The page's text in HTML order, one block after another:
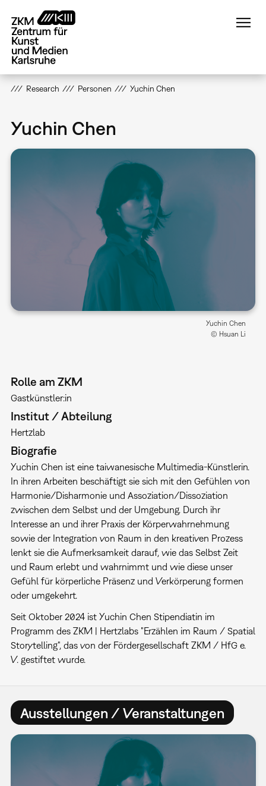
zum
Inhalt
Research Personen Yuchin Chen
Yuchin Chen
Yuchin Chen
© Hsuan Li
Rolle am ZKM
Gastkünstler:in
Institut / Abteilung
Hertzlab
Biografie
Yuchin Chen ist eine taiwanesische Multimedia-Künstlerin.
In ihren Arbeiten beschäftigt sie sich mit den Gefühlen von
Harmonie/Disharmonie und Assoziation/Dissoziation
zwischen dem Selbst und der Umgebung. Durch ihr
Interesse an und ihrer Praxis der Körperwahrnehmung
sowie der Integration von Raum in den kreativen Prozess
lenkt sie die Aufmerksamkeit darauf, wie das Selbst Zeit
und Raum erlebt und wahrnimmt und wie diese unser
Gefühl für körperliche Präsenz und Verkörperung formen
oder umgekehrt.
Seit Oktober 2024 ist Yuchin Chen Stipendiatin im
Programm des ZKM | Hertzlabs "Erzählen im Raum / Spatial
Storytelling", das von der Fördergesellschaft ZKM / HfG e.
V. gestiftet wurde.
Ausstellungen / Veranstaltungen